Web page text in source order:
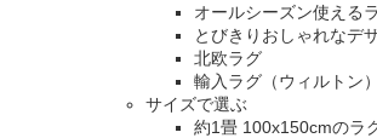
オールシーズン使える
とびきりおしゃれなデ
北欧ラグ
輸入ラグ（ウィルトン
サイズで選ぶ
約1畳 100x150cmのラ